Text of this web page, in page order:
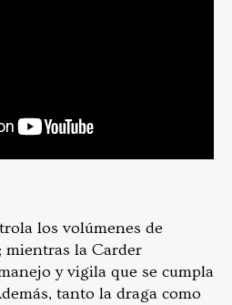
los volúmenes de
mientras la Carder
y vigila que se cumpla
tanto la draga como